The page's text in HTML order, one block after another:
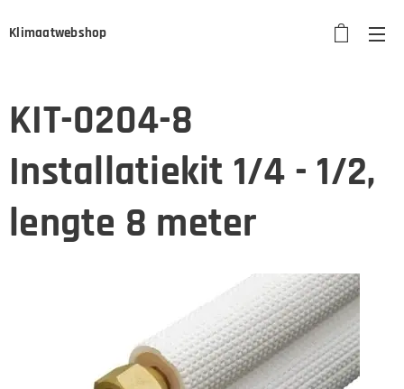
Klimaatwebshop
KIT-0204-8
Installatiekit 1/4 - 1/2,
lengte 8 meter